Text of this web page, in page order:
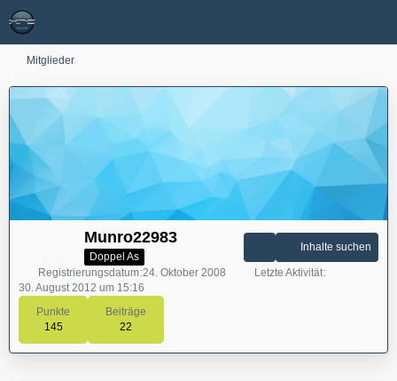
Mitglieder
Munro22983
Doppel As
Punkte
145
Beiträge
22
Inhalte suchen
Registrierungsdatum 24. Oktober 2008
Letzte Aktivität
30. August 2012 um 15:16